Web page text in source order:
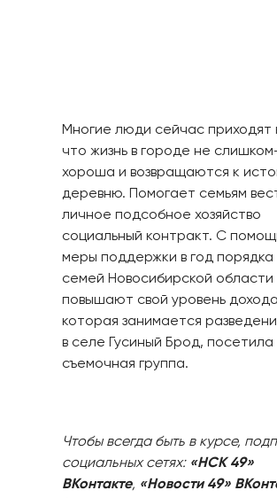
Многие люди сейчас приходят
что жизнь в городе не
хороша и возвращаются к
деревню. Помогает семьям
личное подсобное хозяйство
социальный контракт. С
меры поддержки в год порядка
семей Новосибирской области
повышают свой уровень
которая занимается
в селе Гусиный Брод,
съемочная группа.
Чтобы всегда быть в курсе,
социальных сетях: «НСК 49»
ВКонтакте, «Новости 49»